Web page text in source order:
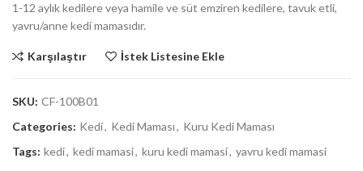
1-12 aylık kedilere veya hamile ve süt emziren kedilere, tavuk etli,
yavru/anne kedi mamasıdır.
Karşılaştır İstek Listesine Ekle
SKU: CF-100B01
Categories: Kedi, Kedi Maması, Kuru Kedi Maması
Tags: kedi, kedi mamasi, kuru kedi mamasi, yavru kedi mamasi